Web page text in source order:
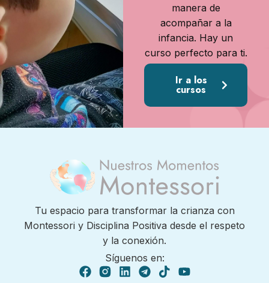
manera de
acompañar a la
infancia. Hay un
curso perfecto para ti.
Ir a los
cursos
Tu espacio para transformar la crianza con
Montessori y Disciplina Positiva desde el respeto
y la conexión.
Síguenos en: